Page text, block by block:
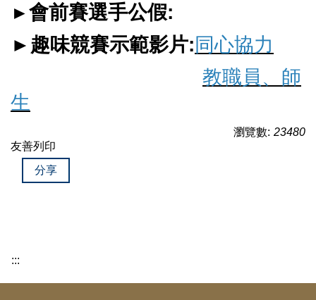
►會前賽選手公假:
►趣味競賽示範影片:同心協力
教職員、師
生
瀏覽數: 23480
友善列印
分享
:::